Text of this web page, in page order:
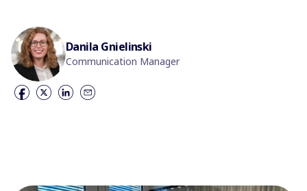
Danila Gnielinski
Communication Manager